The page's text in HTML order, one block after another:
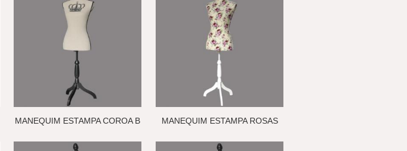
MANEQUIM ESTAMPA COROA B MANEQUIM ESTAMPA ROSAS